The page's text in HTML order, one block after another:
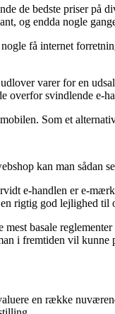
de bedste priser på
og endda nogle
få internet
varer for en
overfor svindlende e-
Som et
kan man sådan
e-handlen er e-
rigtig god lejlighed
basale
i fremtiden vil
en række